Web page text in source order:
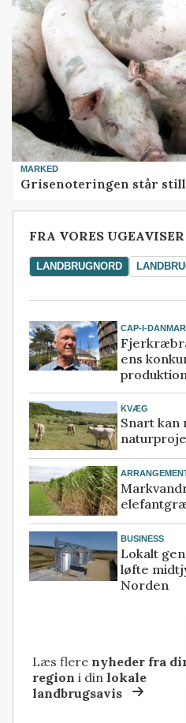
MARKED
Grisenoteringen står
FRA VORES UGEAVISER
LANDBRUGNORD
CAP-I-
ens
KVÆG
Snart kan
BUSINESS
Lokalt
løfte
Norden
Læs flere nyheder fra
region i dinlokale
landbrugsavis